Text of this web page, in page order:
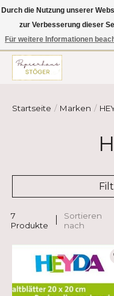
Hier finden Sie hochwertige
Schreiben und vieles mehr!
Hause oder ins Büro geliefert!
Startseite / Marken /
7
Produkte
Sortieren
nach
Durch die Nutzung unserer
zur Verbesserung dieser
Für weitere Informationen